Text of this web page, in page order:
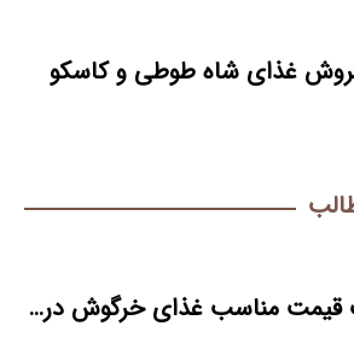
غذای شاه طوطی و کاسکو
لیست قیمت مناسب غذای خرگوش در اصفهان